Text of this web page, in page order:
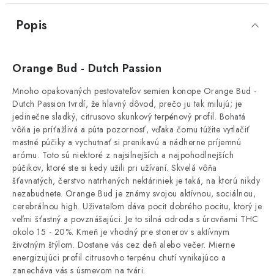
Popis
Orange Bud - Dutch Passion
Mnoho opakovaných pestovateľov semien konope Orange Bud -
Dutch Passion tvrdí, že hlavný dôvod, prečo ju tak milujú; je
jedinečne sladký, citrusovo skunkový terpénový profil. Bohatá
vôňa je príťažlivá a púta pozornosť, vďaka čomu túžite vytlačiť
mastné púčiky a vychutnať si prenikavú a nádherne príjemnú
arómu. Toto sú niektoré z najsilnejších a najpohodlnejších
púčikov, ktoré ste si kedy užili pri užívaní. Skvelá vôňa
šťavnatých, čerstvo natrhaných nektáriniek je taká, na ktorú nikdy
nezabudnete. Orange Bud je známy svojou aktívnou, sociálnou,
cerebrálnou high. Uživateľom dáva pocit dobrého pocitu, ktorý je
veľmi šťastný a povznášajúci. Je to silná odroda s úrovňami THC
okolo 15 - 20%. Kmeň je vhodný pre stonerov s aktívnym
životným štýlom. Dostane vás cez deň alebo večer. Mierne
energizujúci profil citrusovho terpénu chutí vynikajúco a
zanecháva vás s úsmevom na tvári.